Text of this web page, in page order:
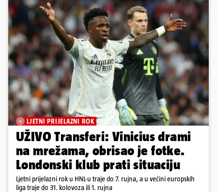
LJETNI PRIJELAZNI ROK
UŽIVO Transferi: Vinicius drami
na mrežama, obrisao je fotke.
Londonski klub prati situaciju
Ljetni prijelazni rok u HNL-u traje do 7. rujna, a u većini europskih
liga traje do 31. kolovoza ili 1. rujna